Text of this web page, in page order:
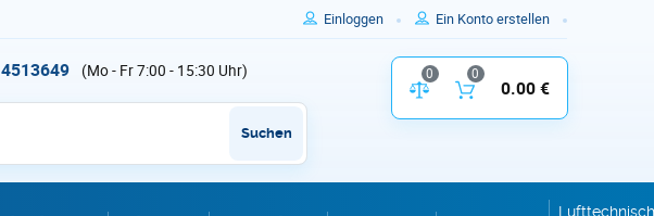
Einloggen Ein Konto erstellen
(Mo - Fr 7:00 - 15:30 Uhr)
Suchen
Vergleich der Produktparameter
0
Inhalt des
0
0.00 €